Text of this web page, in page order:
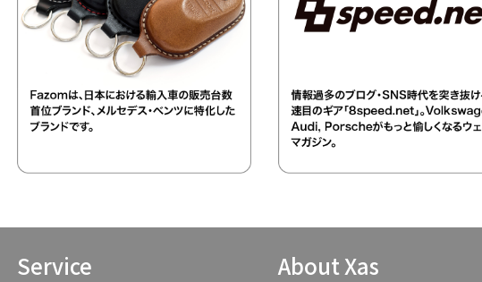
Service About Xas